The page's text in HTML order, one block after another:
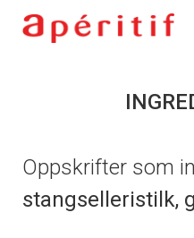
Oppskrifter som
stangselleristilk,